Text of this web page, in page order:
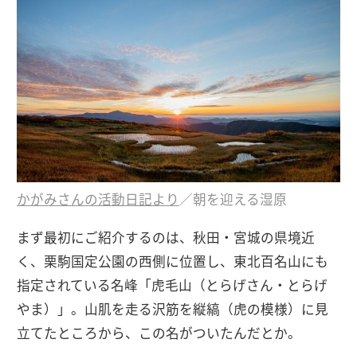
かがみさんの活動日記より ／朝を迎える湿原
まず最初にご紹介するのは、秋田・宮城の県境近
く、栗駒国定公園の西側に位置し、東北百名山にも
指定されている名峰「虎毛山（とらげさん・とらげ
やま）」。山肌を走る沢筋を縦縞（虎の模様）に見
立てたところから、この名がついたんだとか。